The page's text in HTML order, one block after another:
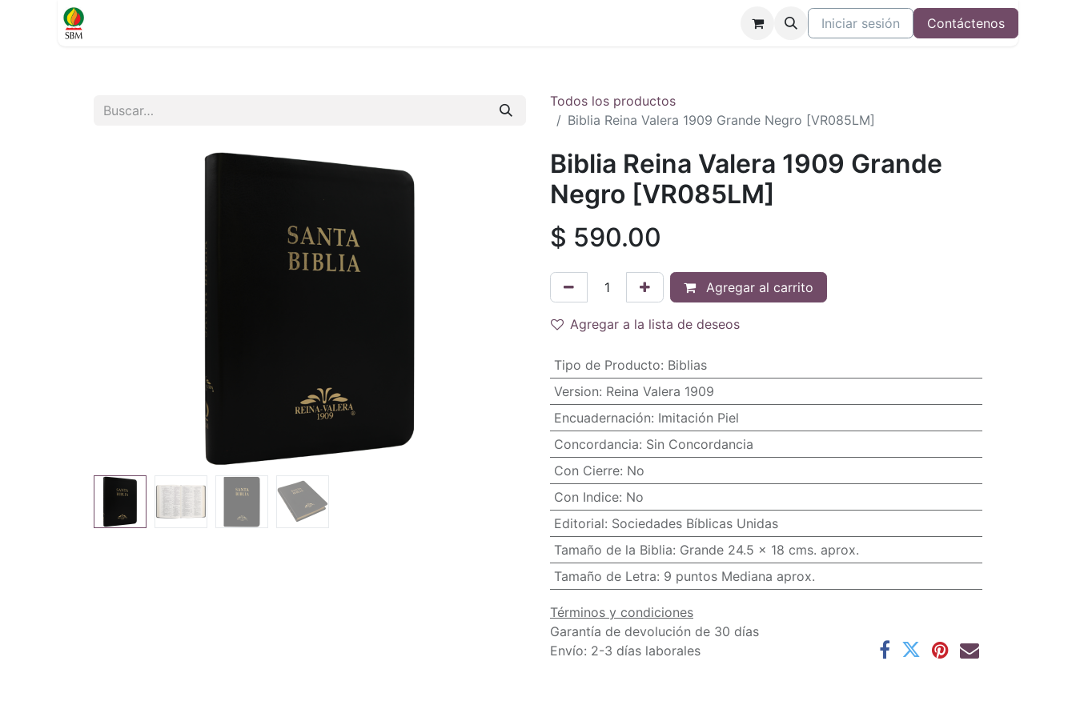
Iniciar sesión Contáctenos
Todos los productos
Biblia Reina Valera 1909 Grande Negro [VR085LM]
Biblia Reina Valera 1909 Grande
Negro [VR085LM]
$ 590.00
Agregar al carrito
Agregar a la lista de deseos
Tipo de Producto: Biblias
Version: Reina Valera 1909
Encuadernación: Imitación Piel
Concordancia: Sin Concordancia
Con Cierre: No
Con Indice: No
Editorial: Sociedades Bíblicas Unidas
Tamaño de la Biblia: Grande 24.5 x 18 cms. aprox.
Tamaño de Letra: 9 puntos Mediana aprox.
Términos y condiciones
Garantía de devolución de 30 días
Envío: 2-3 días laborales